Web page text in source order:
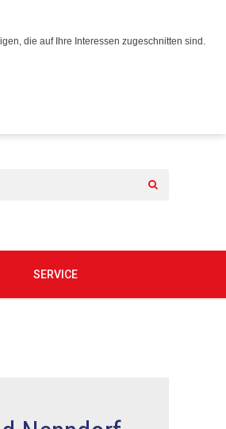
die auf Ihre Interessen zugeschnitten sind.
SERVICE